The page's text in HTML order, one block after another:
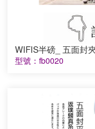
WIFIS半磅_ 五面封
型號：fb0020